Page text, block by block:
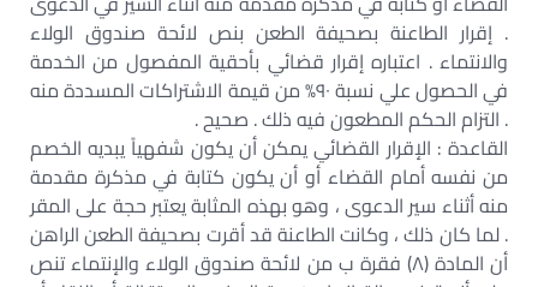
. إقرار الطاعنة بصحيفة الطعن بنص لائحة صندوق الولاء
والانتماء . اعتباره إقرار قضائي بأحقية المفصول من الخدمة
في الحصول علي نسبة ٩٠% من قيمة الاشتراكات المسددة منه
. التزام الحكم المطعون فيه ذلك . صحيح .
القاعدة : الإقرار القضائي يمكن أن يكون شفهياً يبديه الخصم
من نفسه أمام القضاء أو أن يكون كتابة في مذكرة مقدمة
منه أثناء سير الدعوى ، وهو بهذه المثابة يعتبر حجة على المقر
. لما كان ذلك ، وكانت الطاعنة قد أقرت بصحيفة الطعن الراهن
أن المادة (٨) فقرة ب من لائحة صندوق الولاء والإنتماء تنص